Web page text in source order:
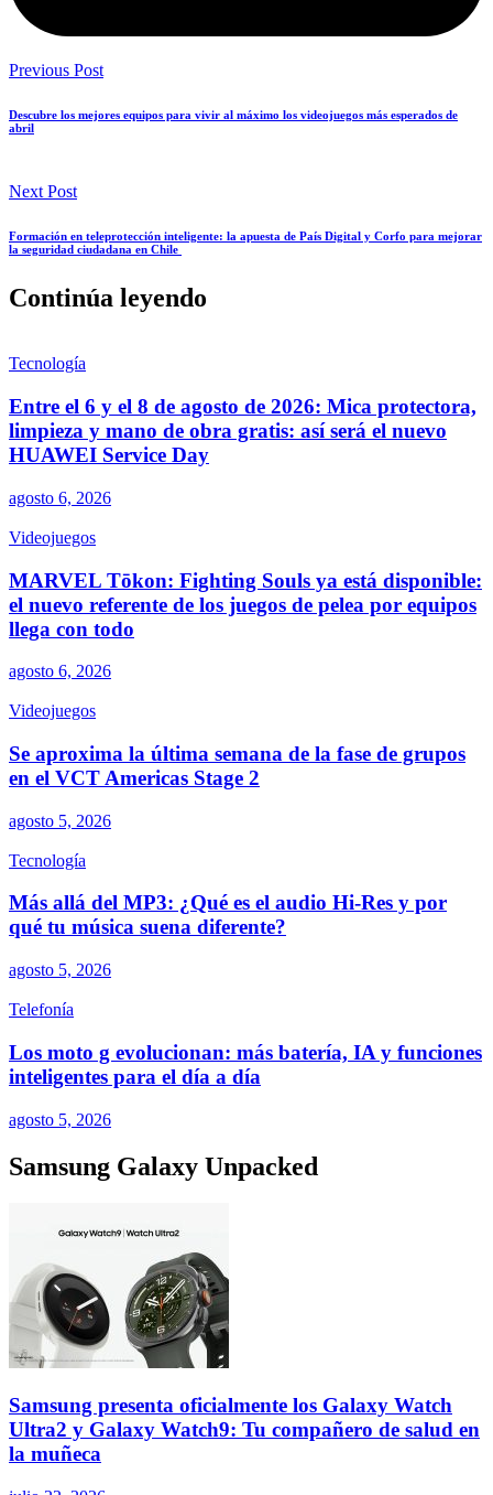
Previous Post
Descubre los mejores equipos para vivir al máximo los videojuegos más esperados de
abril
Next Post
Formación en teleprotección inteligente: la apuesta de País Digital y Corfo para mejorar
la seguridad ciudadana en Chile
Continúa leyendo
Tecnología
Entre el 6 y el 8 de agosto de 2026: Mica protectora,
limpieza y mano de obra gratis: así será el nuevo
HUAWEI Service Day
agosto 6, 2026
Videojuegos
MARVEL Tōkon: Fighting Souls ya está disponible:
el nuevo referente de los juegos de pelea por equipos
llega con todo
agosto 6, 2026
Videojuegos
Se aproxima la última semana de la fase de grupos
en el VCT Americas Stage 2
agosto 5, 2026
Tecnología
Más allá del MP3: ¿Qué es el audio Hi-Res y por
qué tu música suena diferente?
agosto 5, 2026
Telefonía
Los moto g evolucionan: más batería, IA y funciones
inteligentes para el día a día
agosto 5, 2026
Samsung Galaxy Unpacked
Samsung presenta oficialmente los Galaxy Watch
Ultra2 y Galaxy Watch9: Tu compañero de salud en
la muñeca